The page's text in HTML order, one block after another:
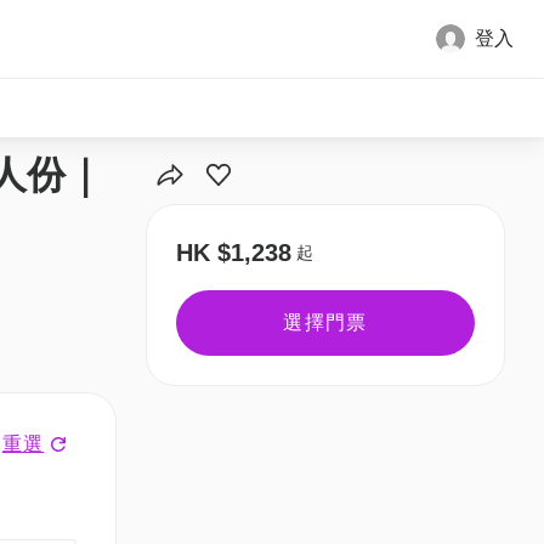
登入
｜
重選
HK $1,238 起
選擇門票